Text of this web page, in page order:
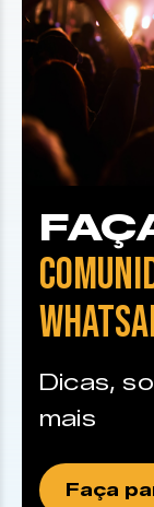
Dicas,
mais
Faça